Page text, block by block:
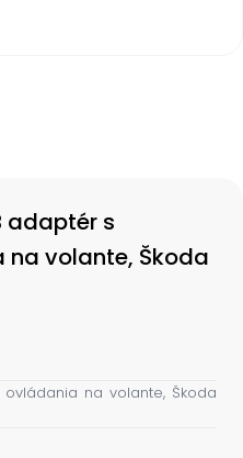
adaptér s
volante, Škoda
na volante, Škoda